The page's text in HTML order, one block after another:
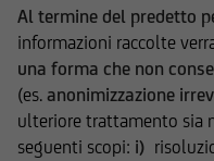
Al termine del predetto
informazioni raccolte
una forma che non
(es. anonimizzazione
ulteriore trattamento sia
seguenti scopi: i)
Act del 1933 e
della normativa
diffusione di tali
strumenti ivi
di specifiche
competenti